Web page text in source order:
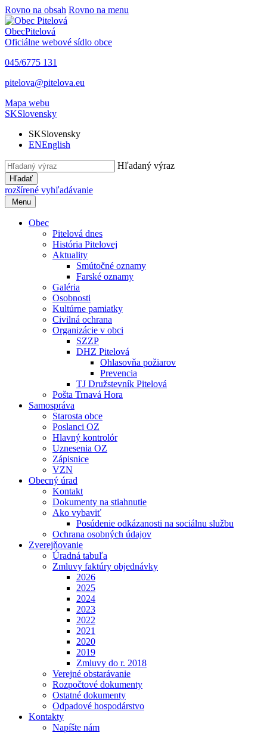
Rovno na obsah Rovno na menu
ObecPitelová
Oficiálne webové sídlo obce
045/6775 131
pitelova@pitelova.eu
Mapa webu
SKSlovensky
SKSlovensky
ENEnglish
Hľadaný výraz
Hľadať
rozšírené vyhľadávanie
Menu
Obec
Pitelová dnes
História Pitelovej
Aktuality
Smútočné oznamy
Farské oznamy
Galéria
Osobnosti
Kultúrne pamiatky
Civilná ochrana
Organizácie v obci
SZZP
DHZ Pitelová
Ohlasovňa požiarov
Prevencia
TJ Družstevník Pitelová
Pošta Trnavá Hora
Samospráva
Starosta obce
Poslanci OZ
Hlavný kontrolór
Uznesenia OZ
Zápisnice
VZN
Obecný úrad
Kontakt
Dokumenty na stiahnutie
Ako vybaviť
Posúdenie odkázanosti na sociálnu službu
Ochrana osobných údajov
Zverejňovanie
Úradná tabuľa
Zmluvy faktúry objednávky
2026
2025
2024
2023
2022
2021
2020
2019
Zmluvy do r. 2018
Verejné obstarávanie
Rozpočtové dokumenty
Ostatné dokumenty
Odpadové hospodárstvo
Kontakty
Napíšte nám